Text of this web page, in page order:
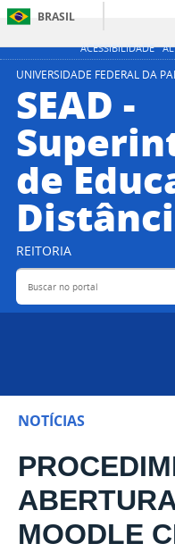
ACESSIBILIDADE
BRASIL
UNIVERSIDADE FEDERAL DA
SEAD -
de
REITORIA
Buscar no portal
NOTÍCIAS
MOODLE